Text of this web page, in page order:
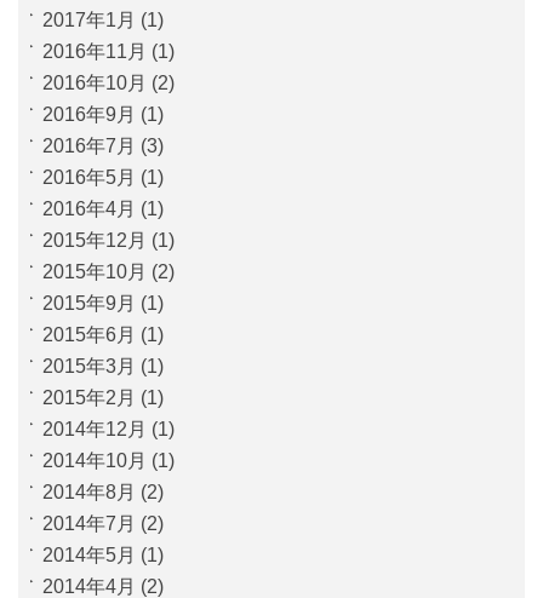
2017年1月 (1)
2016年11月 (1)
2016年10月 (2)
2016年9月 (1)
2016年7月 (3)
2016年5月 (1)
2016年4月 (1)
2015年12月 (1)
2015年10月 (2)
2015年9月 (1)
2015年6月 (1)
2015年3月 (1)
2015年2月 (1)
2014年12月 (1)
2014年10月 (1)
2014年8月 (2)
2014年7月 (2)
2014年5月 (1)
2014年4月 (2)